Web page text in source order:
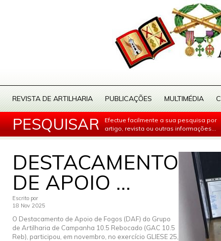
REVISTA DE ARTILHARIA PUBLICAÇÕES MULTIMÉDIA
PESQUISAR
Efectue facilmente a sua pesquisa por
artigo, revista ou outras informações...
DESTACAMENTO
DE APOIO ...
Escrito por
18 Nov 2025
O Destacamento de Apoio de Fogos (DAF) do Grupo
de Artilharia de Campanha 10.5 Rebocado (GAC 10.5
Reb), participou, em novembro, no exercício GLIESE 25,